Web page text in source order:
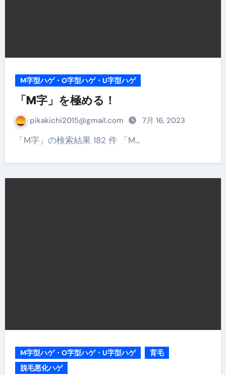
M字型ハゲ・O字型ハゲ・U字型ハゲ
「M字」を極める！
pikakichi2015@gmail.com 7月 16, 2023
「M字」の検索結果 182 件 「M…
M字型ハゲ・O字型ハゲ・U字型ハゲ
育毛
脱毛悪化ハゲ